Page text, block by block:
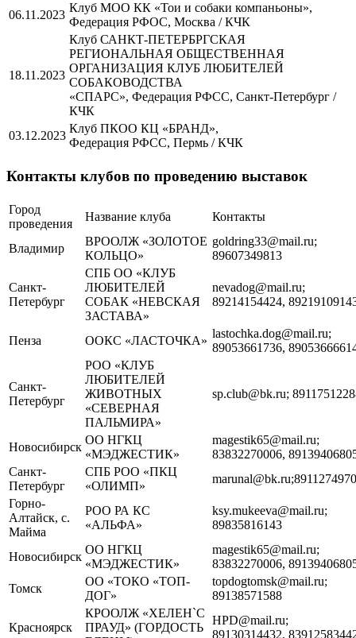
06.11.2023
Клуб МОО КК «Тои и собаки компаньоны»,
Федерация РФОС, Москва / КЧК
18.11.2023
Клуб САНКТ-ПЕТЕРБРГСКАЯ
РЕГИОНАЛЬНАЯ ОБЩЕСТВЕННАЯ
ОРГАНИЗАЦИЯ КЛУБ ЛЮБИТЕЛЕЙ
СОБАКОВОДСТВА
«СПАРС», Федерация РФСС, Санкт-Петербург /
КЧК
03.12.2023
Клуб ПКОО КЦ «БРАНД»,
Федерация РФСС, Пермь / КЧК
Контакты клубов по проведению выставок
Город
проведения
Название клуба Контакты
Владимир
ВРООЛЖ «ЗОЛОТОЕ
КОЛЬЦО»
goldring33@mail.ru;
89607349813
Санкт-
Петербург
СПБ ОО «КЛУБ
ЛЮБИТЕЛЕЙ
СОБАК «НЕВСКАЯ
ЗАСТАВА»
nevadog@mail.ru;
89214154424,
Пенза ООКС «ЛАСТОЧКА»
lastochka.dog@mail.ru;
89053661736,
Санкт-
Петербург
РОО «КЛУБ
ЛЮБИТЕЛЕЙ
ЖИВОТНЫХ
«СЕВЕРНАЯ
ПАЛЬМИРА»
sp.club@bk.ru;
Новосибирск
ОО НГКЦ
«МЭДЖЕСТИК»
magestik65@mail.ru;
83832270006,
Санкт-
Петербург
СПБ РОО «ПКЦ
«ОЛИМП»
Горно-
Алтайск, с.
Майма
РОО РА КС
«АЛЬФА»
ksy.mukeeva@mail.ru;
89835816143
Новосибирск
ОО НГКЦ
«МЭДЖЕСТИК»
magestik65@mail.ru;
83832270006,
Томск
ОО «ТОКО «ТОП-
ДОГ»
topdogtomsk@mail.ru;
89138571588
Красноярск
КРООЛЖ «ХЕЛЕН`С
ПРАУД» (ГОРДОСТЬ
HPD@mail.ru;
89130314432,